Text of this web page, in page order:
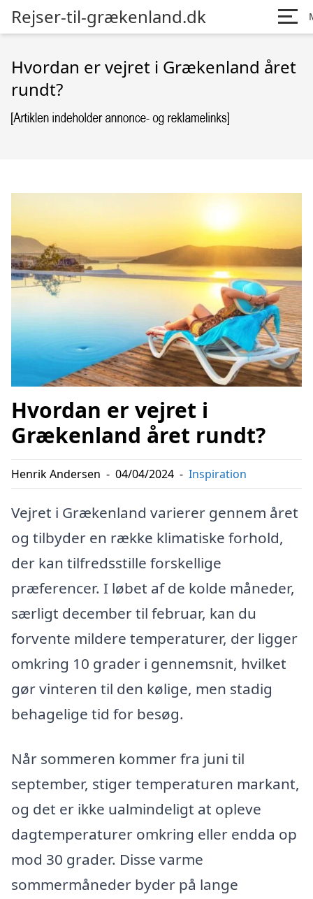
Rejser-til-grækenland.dk
Hvordan er vejret i Grækenland året
rundt?
Hvordan er vejret i
Grækenland året rundt?
Henrik Andersen - 04/04/2024 - Inspiration
Vejret i Grækenland varierer gennem året
og tilbyder en række klimatiske forhold,
der kan tilfredsstille forskellige
præferencer. I løbet af de kolde måneder,
særligt december til februar, kan du
forvente mildere temperaturer, der ligger
omkring 10 grader i gennemsnit, hvilket
gør vinteren til den kølige, men stadig
behagelige tid for besøg.
Når sommeren kommer fra juni til
september, stiger temperaturen markant,
og det er ikke ualmindeligt at opleve
dagtemperaturer omkring eller endda op
mod 30 grader. Disse varme
sommermåneder byder på lange